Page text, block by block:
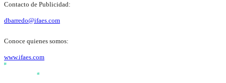
Contacto de Publicidad:
dbarredo@ifaes.com
Conoce quienes somos:
www.ifaes.com